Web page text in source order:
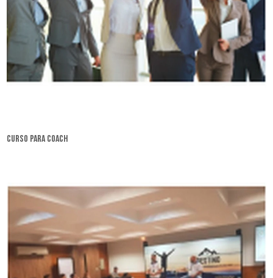
curso para coach